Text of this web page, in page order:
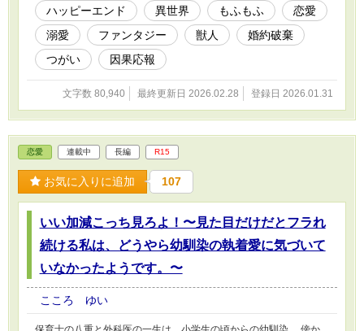
とか王太子の連れた女性が事件を巻き起こす。その最中で言い渡さ
れた婚約破棄。 「....婚約破棄、お受けいたします」 そのあと、ジ
ャスミンは一人旅に出てある人物と出会った。 これは、婚約破棄
された女性が獣人国で知らぬうちに番と出会い、運命に翻弄されて
いく物語。 ※作品の無断転載、AI学習など一切を固くお断りいたし
ます。（Do not reupload / use my writing for any purposes,
including for AI）
ハッピーエンド 異世界 もふもふ
恋愛
溺愛
ファンタジー 獣人
婚約破棄
つがい
因果応報
文字数 80,940 最終更新日 2026.02.28 登録日 2026.01.31
恋愛 連載中 長編 R15
お気に入りに追加 107
いい加減こっち見ろよ！〜見た目だけだとフラれ
続ける私は、どうやら幼馴染の執着愛に気づいて
いなかったようです。〜
こころ ゆい